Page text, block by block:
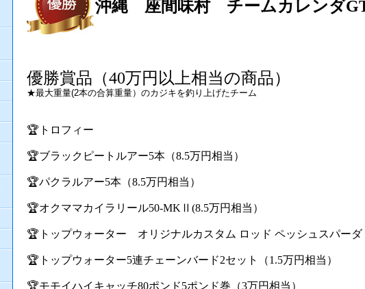
沖縄 座間味村 チームカレンダ
優勝賞品（40万円以上相当の商品）
★最大重量(2本の合算重量）のカジキを釣り上げたチーム
🏆トロフィー
🏆ブラックピートルアー5本（8.5万円相当）
🏆パクラルアー5本（8.5万円相当）
🏆オクママカイラリール50-MKⅡ(8.5万円相当）
🏆トップウォーター オリジナルカスタム ロッド ペッシュスパーダ
🏆トップウォーター5連チェーンバード2セット（1.5万円相当）
🏆モモイハイキャッチ80ポンド5ポンド巻（3万円相当）